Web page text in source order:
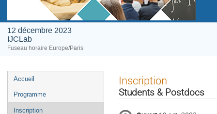
12 décembre 2023
IJCLab
Fuseau horaire Europe/Paris
Menu
de
l'événement
Accueil
Programme
Inscription
Inscription
Students & Postdocs